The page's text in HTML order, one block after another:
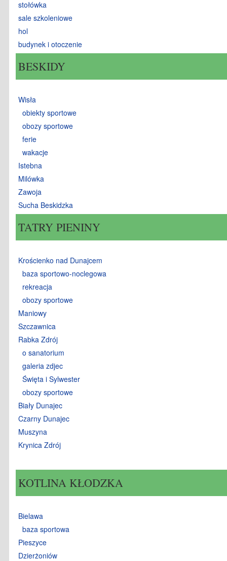
stołówka
sale szkoleniowe
hol
budynek i otoczenie
BESKIDY
Wisła
obiekty sportowe
obozy sportowe
ferie
wakacje
Istebna
Milówka
Zawoja
Sucha Beskidzka
TATRY PIENINY
Krościenko nad Dunajcem
baza sportowo-noclegowa
rekreacja
obozy sportowe
Maniowy
Szczawnica
Rabka Zdrój
o sanatorium
galeria zdjec
Święta i Sylwester
obozy sportowe
Biały Dunajec
Czarny Dunajec
Muszyna
Krynica Zdrój
KOTLINA KŁODZKA
Bielawa
baza sportowa
Pieszyce
Dzierżoniów